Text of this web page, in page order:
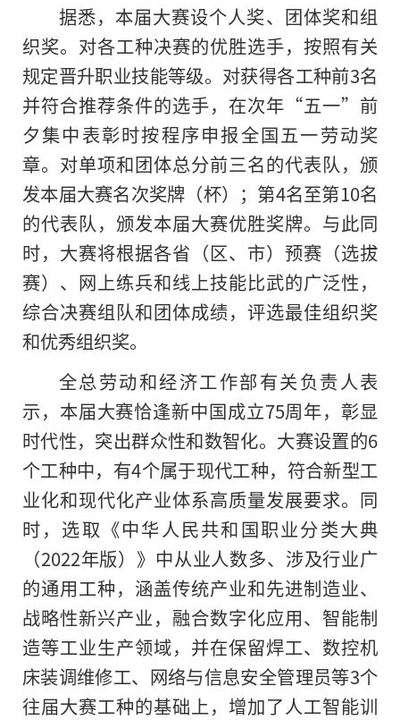
据悉，本届大赛设个人奖、团体奖和组
织奖。对各工种决赛的优胜选手，按照有关
规定晋升职业技能等级。对获得各工种前3名
并符合推荐条件的选手，在次年“五一”前
夕集中表彰时按程序申报全国五一劳动奖
章。对单项和团体总分前三名的代表队，颁
发本届大赛名次奖牌（杯）；第4名至第10名
的代表队，颁发本届大赛优胜奖牌。与此同
时，大赛将根据各省（区、市）预赛（选拔
赛）、网上练兵和线上技能比武的广泛性，
综合决赛组队和团体成绩，评选最佳组织奖
和优秀组织奖。
全总劳动和经济工作部有关负责人表
示，本届大赛恰逢新中国成立75周年，彰显
时代性，突出群众性和数智化。大赛设置的6
个工种中，有4个属于现代工种，符合新型工
业化和现代化产业体系高质量发展要求。同
时，选取《中华人民共和国职业分类大典
（2022年版）》中从业人数多、涉及行业广
的通用工种，涵盖传统产业和先进制造业、
战略性新兴产业，融合数字化应用、智能制
造等工业生产领域，并在保留焊工、数控机
床装调维修工、网络与信息安全管理员等3个
往届大赛工种的基础上，增加了人工智能训